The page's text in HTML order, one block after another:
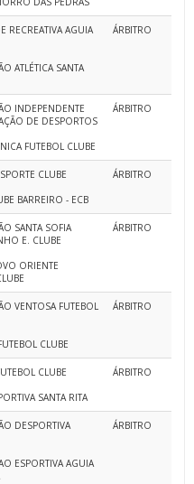
RECREATIVA AGUIA
ATLÉTICA SANTA
ÁRBITRO
INDEPENDENTE
DE DESPORTOS
FUTEBOL CLUBE
ÁRBITRO
CLUBE
BARREIRO - ECB
ÁRBITRO
SANTA SOFIA
E. CLUBE
ORIENTE
ÁRBITRO
VENTOSA FUTEBOL
CLUBE
ÁRBITRO
CLUBE
SANTA RITA
ÁRBITRO
DESPORTIVA
ESPORTIVA AGUIA
ÁRBITRO